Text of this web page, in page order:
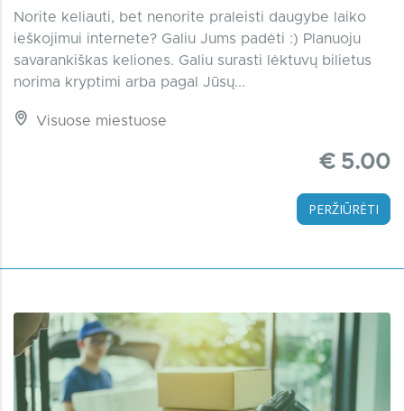
Norite keliauti, bet nenorite praleisti daugybe laiko
ieškojimui internete? Galiu Jums padėti :) Planuoju
savarankiškas keliones. Galiu surasti lėktuvų bilietus
norima kryptimi arba pagal Jūsų...
Visuose miestuose
€ 5.00
PERŽIŪRĖTI